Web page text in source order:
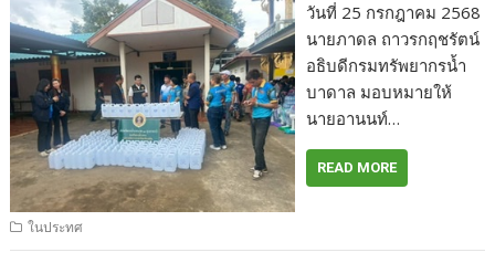
วันที่ 25 กรกฎาคม 2568
นายภาดล ถาวรกฤชรัตน์
อธิบดีกรมทรัพยากรน้ำ
บาดาล มอบหมายให้
นายอานนท์…
READ MORE
ในประทศ